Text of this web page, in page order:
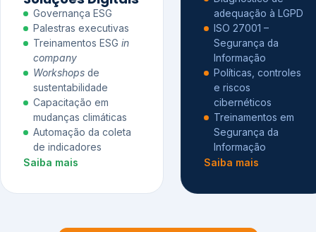
Governança ESG
Palestras executivas
Treinamentos ESG in
company
Workshops de
sustentabilidade
Capacitação em
mudanças climáticas
Automação da coleta
de indicadores
Saiba mais
adequação à LGPD
ISO 27001 –
Segurança da
Informação
Políticas, controles
e riscos
cibernéticos
Treinamentos em
Segurança da
Informação
Saiba mais